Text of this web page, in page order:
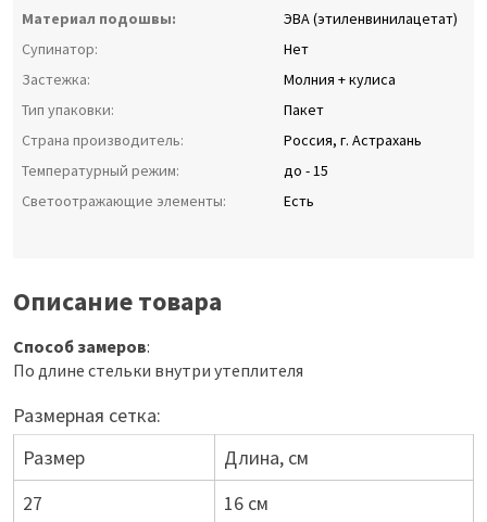
Материал подошвы:
ЭВА (этиленвинилацетат)
Супинатор:
Нет
Застежка:
Молния + кулиса
Тип упаковки:
Пакет
Страна производитель:
Россия, г. Астрахань
Температурный режим:
до - 15
Светоотражающие элементы:
Есть
Описание товара
Способ замеров:
По длине стельки внутри утеплителя
Размерная сетка:
Размер
Длина, см
27
16 см